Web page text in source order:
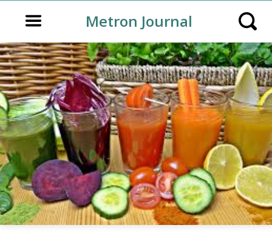
Open main menuMetron Journal Open